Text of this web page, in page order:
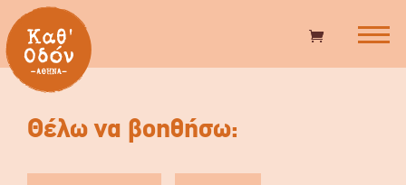
Θέλω να βοηθήσω: